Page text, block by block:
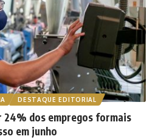
DESTAQUE EDITORIAL
24% dos empregos formais
em junho